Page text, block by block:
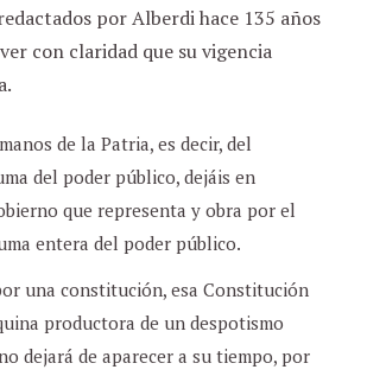
por Alberdi hace 135 años
con claridad que su vigencia
de la Patria, es decir, del
del poder público, dejáis en
que representa y obra por el
entera del poder público.
una constitución, esa Constitución
productora de un despotismo
dejará de aparecer a su tiempo, por